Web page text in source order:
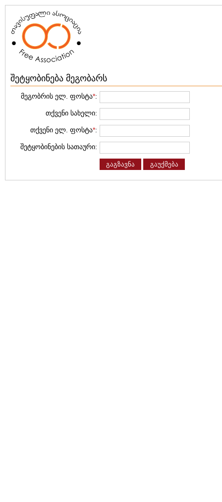
შეტყობინება მეგობარს
მეგობრის ელ. ფოსტა*:
თქვენი სახელი:
თქვენი ელ. ფოსტა*:
შეტყობინების სათაური:
გაგზავნა გაუქმება